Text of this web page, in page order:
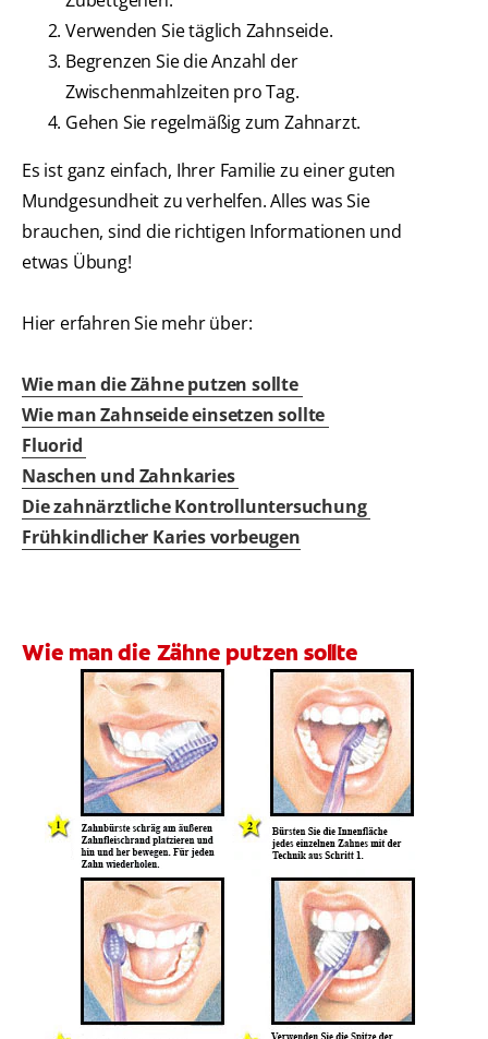
Verwenden Sie täglich Zahnseide.
Begrenzen Sie die Anzahl der
Zwischenmahlzeiten pro Tag.
Gehen Sie regelmäßig zum Zahnarzt.
Es ist ganz einfach, Ihrer Familie zu einer guten
Mundgesundheit zu verhelfen. Alles was Sie
brauchen, sind die richtigen Informationen und
etwas Übung!
Hier erfahren Sie mehr über:
Wie man die Zähne putzen sollte
Wie man Zahnseide einsetzen sollte
Fluorid
Naschen und Zahnkaries
Die zahnärztliche Kontrolluntersuchung
Frühkindlicher Karies vorbeugen
Wie man die Zähne putzen sollte